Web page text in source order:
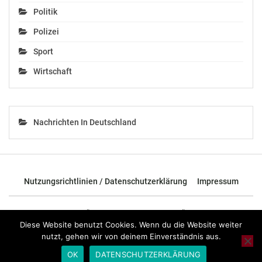
[www.vida.at/gebaeudemanagement]
(http://www.vida.at/gebaeudemanagement)
heruntergeladen werden.
vida/Öffentlichkeitsarbeit
Internet: www.vida.at
DES AUSSENDERS. www.ots.at
Gefällt mir:
Politik
Polizei
Sport
Wirtschaft
Nachrichten In Deutschland
Nutzungsrichtlinien / Datenschutzerklärung Impressum
© 2026 - TOP News Österreich - Nachrichten aus Österreich und der
ganzen Welt.
Diese Website benutzt Cookies. Wenn du die Website weiter
nutzt, gehen wir von deinem Einverständnis aus.
OK
DATENSCHUTZERKLÄRUNG